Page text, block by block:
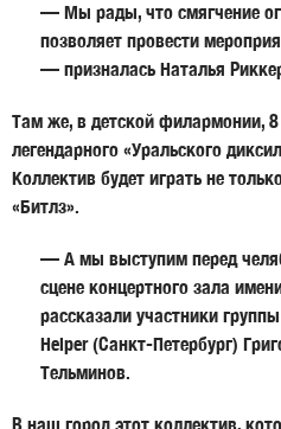
— Мы рады, что смягчение
позволяет провести
— призналась Наталья
Там же, в детской филармонии, 8
легендарного «Уральского
Коллектив будет играть не
«Битлз».
— А мы выступим перед
сцене концертного зала
рассказали участники
Helper (Санкт-Петербург)
Тельминов.